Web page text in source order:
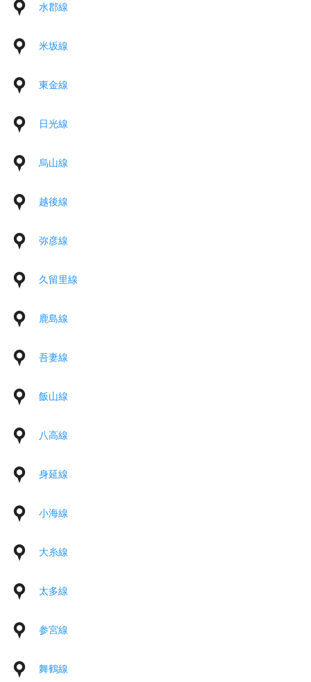
水郡線
米坂線
東金線
日光線
烏山線
越後線
弥彦線
久留里線
鹿島線
吾妻線
飯山線
八高線
身延線
小海線
大糸線
太多線
参宮線
舞鶴線